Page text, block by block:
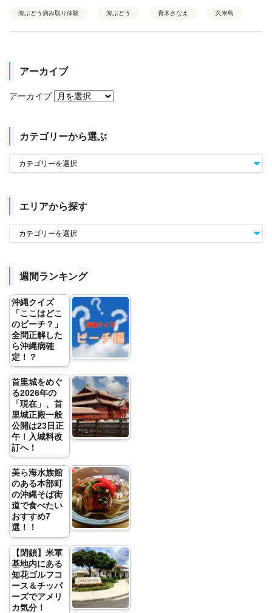
海ぶどう摘み取り体験 海ぶどう 青木さなえ 久米島
アーカイブ
アーカイブ
カテゴリーから選ぶ
エリアから探す
週間ランキング
沖縄クイズ
「ここはどこ
のビーチ？」
全問正解した
ら沖縄病確
定！？
首里城をめぐ
る2026年の
「現在」、首
里城正殿一般
公開は23日正
午！入城料改
訂へ！
美ら海水族館
のある本部町
の沖縄そば街
道で食べたい
おすすめ7
選！！
【閉鎖】米軍
基地内にある
知花ゴルフコ
ース＆チッパ
ーズでアメリ
カ気分！